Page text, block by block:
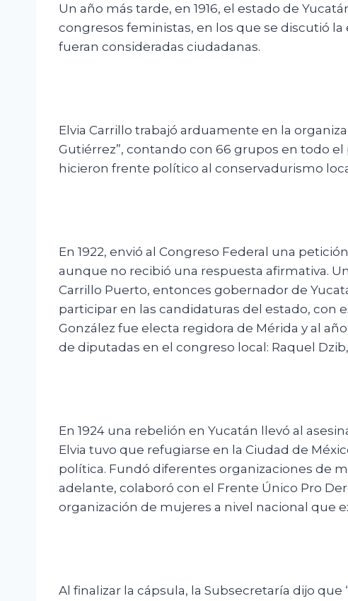
Un año más tarde, en 1916, el estado de
congresos feministas, en los que se discutió
fueran consideradas ciudadanas.
Elvia Carrillo trabajó arduamente en la
Gutiérrez”, contando con 66 grupos en todo
hicieron frente político al conservadurismo
En 1922, envió al Congreso Federal una
aunque no recibió una respuesta afirmativa.
Carrillo Puerto, entonces gobernador de
participar en las candidaturas del estado, con
González fue electa regidora de Mérida y al
de diputadas en el congreso local: Raquel
En 1924 una rebelión en Yucatán llevó al
Elvia tuvo que refugiarse en la Ciudad de
política. Fundó diferentes organizaciones de
adelante, colaboró con el Frente Único Pro
organización de mujeres a nivel nacional que
Al finalizar la cápsula, la Subsecretaría dijo que